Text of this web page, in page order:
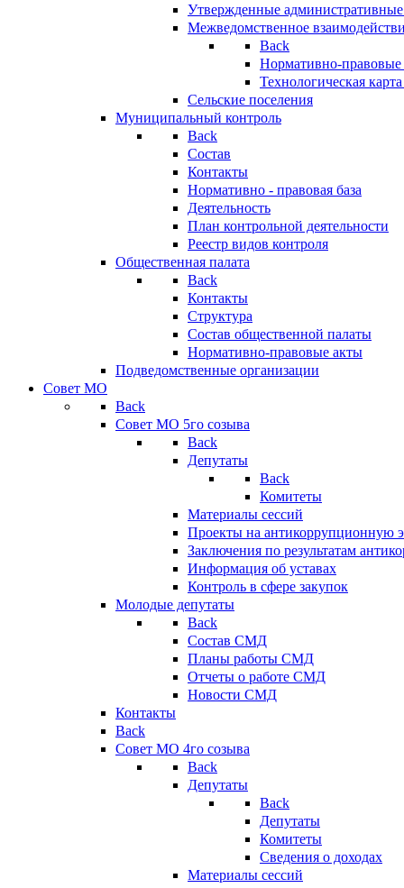
Утвержденные
Межведомственное
Back
Нормативно-правовые
Технологическая
Сельские поселения
Муниципальный контроль
Back
Состав
Контакты
Нормативно - правовая база
Деятельность
План контрольной деятельности
Реестр видов контроля
Общественная палата
Back
Контакты
Структура
Состав общественной палаты
Нормативно-правовые акты
Подведомственные организации
Совет МО
Back
Совет МО 5го созыва
Back
Депутаты
Back
Комитеты
Материалы сессий
Проекты на антикоррупционную
Заключения по результатам
Информация об уставах
Контроль в сфере закупок
Молодые депутаты
Back
Состав СМД
Планы работы СМД
Отчеты о работе СМД
Новости СМД
Контакты
Back
Совет МО 4го созыва
Back
Депутаты
Back
Депутаты
Комитеты
Сведения о доходах
Материалы сессий